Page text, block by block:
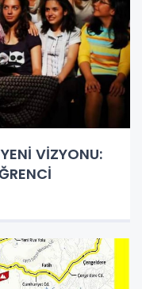
VİZYONU: